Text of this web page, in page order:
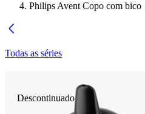
Philips Avent Copo com bico
Todas as séries
Descontinuado